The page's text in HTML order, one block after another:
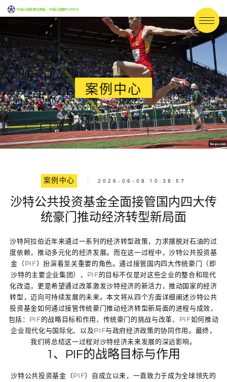
案例中心
案例中心 2026-06-08 10:38:57
沙特公共投资基金全面接管国内四大传
统豪门推动经济转型新局面
沙特阿拉伯近年来通过一系列的经济转型政策，力求摆脱对石油的过
度依赖，推动多元化的经济发展。而在这一过程中，沙特公共投资基
金（PIF）扮演着至关重要的角色。通过接管国内四大传统豪门（即
沙特的主要企业集团），PIF的目标不仅是对这些企业的整合和现代
化改造，更是希望通过改革激发沙特经济的新活力，推动国家的经济
转型，迈向可持续发展的未来。本文将从四个方面详细阐述沙特公共
投资基金如何通过接管传统豪门推动经济转型新局面的进程与成效，
包括：PIF的战略目标和作用、传统豪门的挑战与改革、PIF如何推动
企业现代化与国际化、以及PIF与政府经济政策的协同作用。最终，
我们将总结这一过程对沙特经济未来发展的深远影响。
1、PIF的战略目标与作用
沙特公共投资基金（PIF）自成立以来，一直致力于成为全球领先的